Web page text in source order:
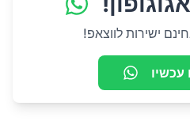
ישירות לווצאפ!
עכשיו